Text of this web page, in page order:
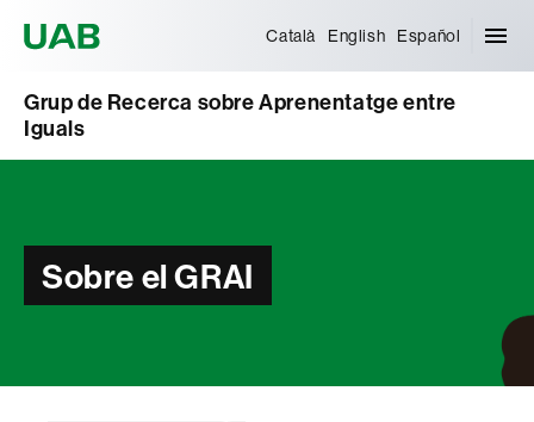
Català English Español
Grup de Recerca sobre Aprenentatge entre
Iguals
Sobre el GRAI